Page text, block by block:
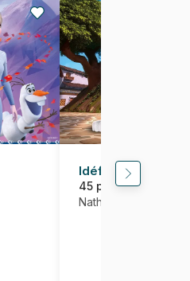
Idéfix et ses Amis
45 pièces
Nathan